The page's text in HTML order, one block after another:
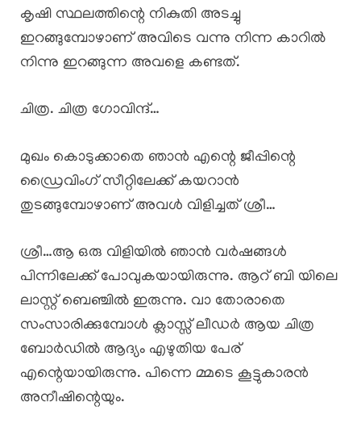
കൃഷി സ്ഥലത്തിന്റെ നികുതി അടച്ചു
ഇറങ്ങുമ്പോഴാണ് അവിടെ വന്നു നിന്ന കാറിൽ
നിന്നു ഇറങ്ങുന്ന അവളെ കണ്ടത്.
ചിത്ര. ചിത്ര ഗോവിന്ദ്…
മുഖം കൊടുക്കാതെ ഞാൻ എന്റെ ജീപ്പിന്റെ
ഡ്രൈവിംഗ് സീറ്റിലേക്ക് കയറാൻ
തുടങ്ങുമ്പോഴാണ് അവൾ വിളിച്ചത് ശ്രീ…
ശ്രീ…ആ ഒരു വിളിയിൽ ഞാൻ വർഷങ്ങൾ
പിന്നിലേക്ക് പോവുകയായിരുന്നു. ആറ് ബി യിലെ
ലാസ്റ്റ് ബെഞ്ചിൽ ഇരുന്നു. വാ തോരാതെ
സംസാരിക്കുമ്പോൾ ക്ലാസ്സ്‌ ലീഡർ ആയ ചിത്ര
ബോർഡിൽ ആദ്യം എഴുതിയ പേര്
എന്റെയായിരുന്നു. പിന്നെ മ്മടെ കൂട്ടുകാരൻ
അനീഷിന്റെയും.